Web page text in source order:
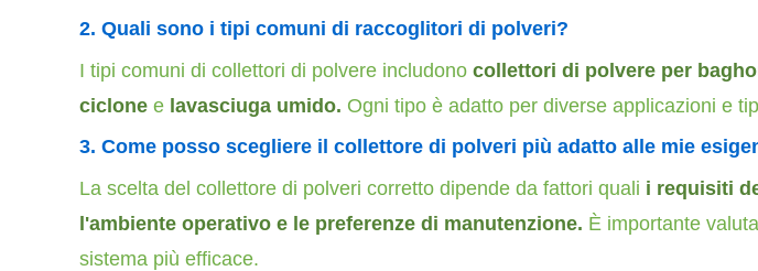
2. Quali sono i tipi comuni di raccoglitori di polveri?
I tipi comuni di collettori di polvere includono collettori di polvere per
ciclone e lavasciuga umido. Ogni tipo è adatto per diverse applicazioni e
3. Come posso scegliere il collettore di polveri più adatto alle mie
La scelta del collettore di polveri corretto dipende da fattori quali i requisiti
l'ambiente operativo e le preferenze di manutenzione. È importante
sistema più efficace.